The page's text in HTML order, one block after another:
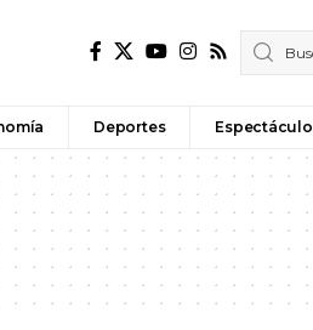
Deportes Espectáculo